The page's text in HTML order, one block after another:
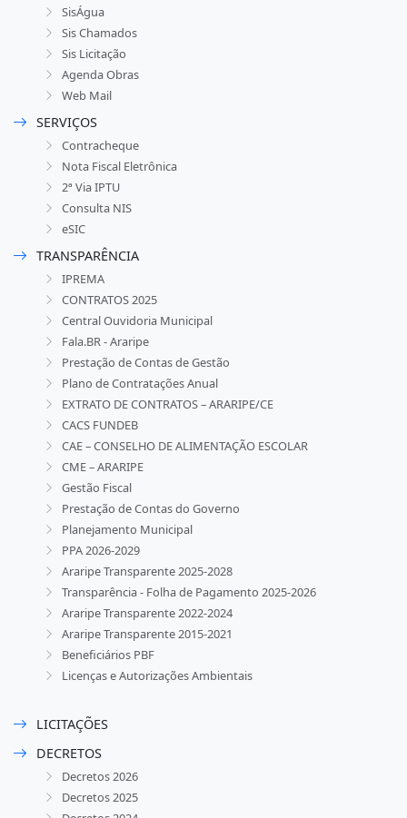
SisÁgua
Sis Chamados
Sis Licitação
Agenda Obras
Web Mail
SERVIÇOS
Contracheque
Nota Fiscal Eletrônica
2ª Via IPTU
Consulta NIS
eSIC
TRANSPARÊNCIA
IPREMA
CONTRATOS 2025
Central Ouvidoria Municipal
Fala.BR - Araripe
Prestação de Contas de Gestão
Plano de Contratações Anual
EXTRATO DE CONTRATOS – ARARIPE/CE
CACS FUNDEB
CAE – CONSELHO DE ALIMENTAÇÃO ESCOLAR
CME – ARARIPE
Gestão Fiscal
Prestação de Contas do Governo
Planejamento Municipal
PPA 2026-2029
Araripe Transparente 2025-2028
Transparência - Folha de Pagamento 2025-2026
Araripe Transparente 2022-2024
Araripe Transparente 2015-2021
Beneficiários PBF
Licenças e Autorizações Ambientais
LICITAÇÕES
DECRETOS
Decretos 2026
Decretos 2025